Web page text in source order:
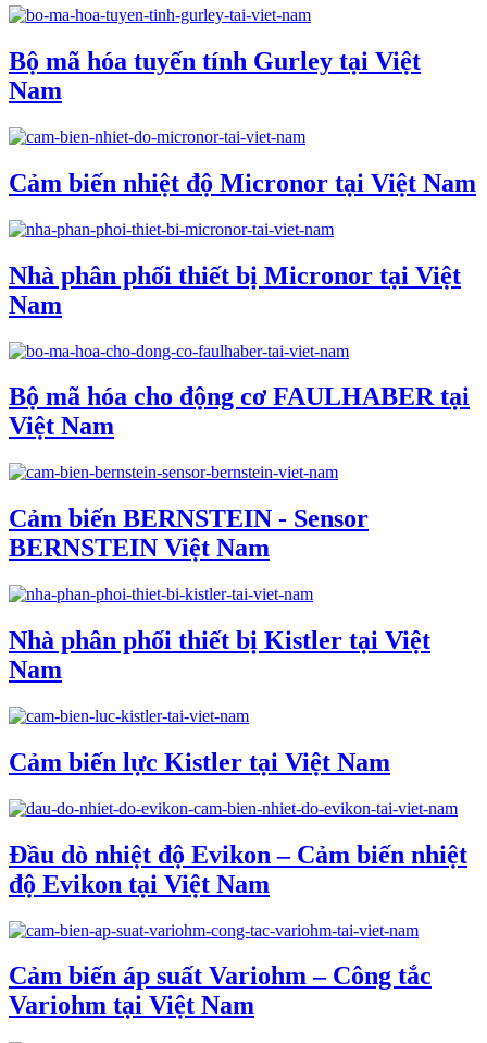
Bộ mã hóa tuyến tính Gurley tại Việt
Nam
Cảm biến nhiệt độ Micronor tại Việt Nam
Nhà phân phối thiết bị Micronor tại Việt
Nam
Bộ mã hóa cho động cơ FAULHABER tại
Việt Nam
Cảm biến BERNSTEIN - Sensor
BERNSTEIN Việt Nam
Nhà phân phối thiết bị Kistler tại Việt
Nam
Cảm biến lực Kistler tại Việt Nam
Đầu dò nhiệt độ Evikon – Cảm biến nhiệt
độ Evikon tại Việt Nam
Cảm biến áp suất Variohm – Công tắc
Variohm tại Việt Nam